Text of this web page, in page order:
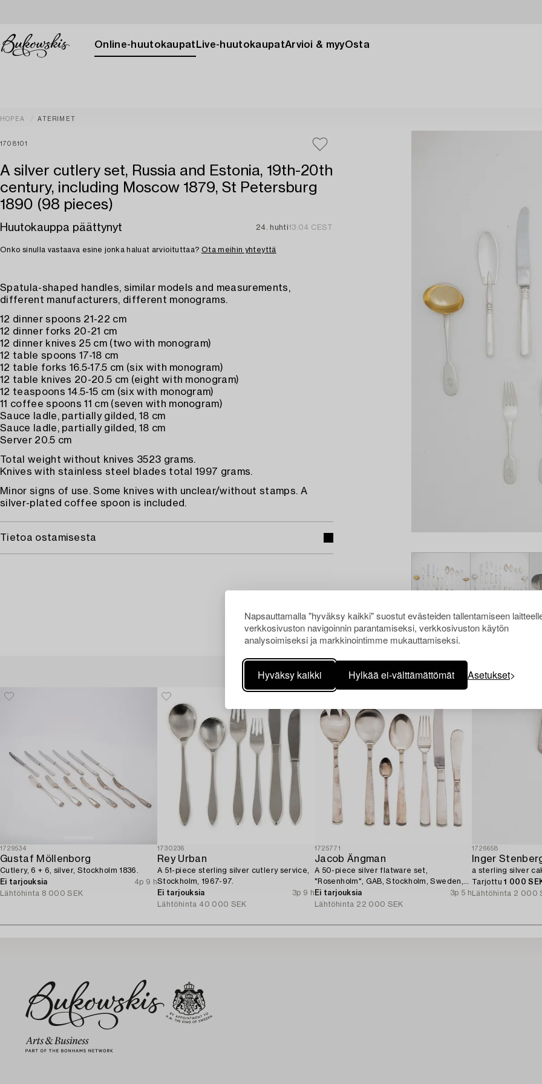
Napsauttamalla "hyväksy kaikki" suostut evästeiden tallentamiseen
verkkosivuston navigoinnin parantamiseksi, verkkosivuston käytön
analysoimiseksi ja markkinointimme mukauttamiseksi.
Hyväksy kaikki Hylkää ei-välttämättömät Asetukset
Online-huutokaupat Live-huutokaupatArvioi & myyOsta
HOPEA ATERIMET
1708101
A silver cutlery set, Russia and Estonia, 19th-20th
century, including Moscow 1879, St Petersburg
1890 (98 pieces)
Huutokauppa päättynyt 24. huhti13:04 CEST
Onko sinulla vastaava esine jonka haluat arvioituttaa? Ota meihin yhteyttä
Spatula-shaped handles, similar models and measurements,
different manufacturers, different monograms.
12 dinner spoons 21-22 cm
12 dinner forks 20-21 cm
12 dinner knives 25 cm (two with monogram)
12 table spoons 17-18 cm
12 table forks 16.5-17.5 cm (six with monogram)
12 table knives 20-20.5 cm (eight with monogram)
12 teaspoons 14.5-15 cm (six with monogram)
11 coffee spoons 11 cm (seven with monogram)
Sauce ladle, partially gilded, 18 cm
Sauce ladle, partially gilded, 18 cm
Server 20.5 cm
Total weight without knives 3523 grams.
Knives with stainless steel blades total 1997 grams.
Minor signs of use. Some knives with unclear/without stamps. A
silver-plated coffee spoon is included.
Tietoa ostamisesta
Muiden katsomia kohteita
1729534
Gustaf Möllenborg
Cutlery, 6 + 6, silver, Stockholm 1836.
Ei tarjouksia
4p 9 h
Lähtöhinta 8 000 SEK
1730236
Rey Urban
A 51-piece sterling silver cutlery service,
Stockholm, 1967-97.
Ei tarjouksia
3p 9 h
Lähtöhinta 40 000 SEK
1725771
Jacob Ängman
A 50-piece silver flatware set,
"Rosenholm", GAB, Stockholm, Sweden,
1935-2001.
Ei tarjouksia
3p 5 h
Lähtöhinta 22 000 SEK
1726658
Inger
a sterling silver
Tarjottu1 000
Lähtöhinta 2 000